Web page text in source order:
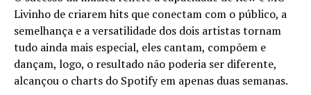
Livinho de criarem hits que conectam com o público, a
semelhança e a versatilidade dos dois artistas tornam
tudo ainda mais especial, eles cantam, compõem e
dançam, logo, o resultado não poderia ser diferente,
alcançou o charts do Spotify em apenas duas semanas.